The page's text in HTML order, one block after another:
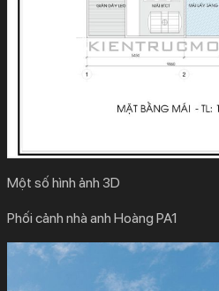
Một số hình ảnh 3D
Phối cảnh nhà anh Hoàng PA1